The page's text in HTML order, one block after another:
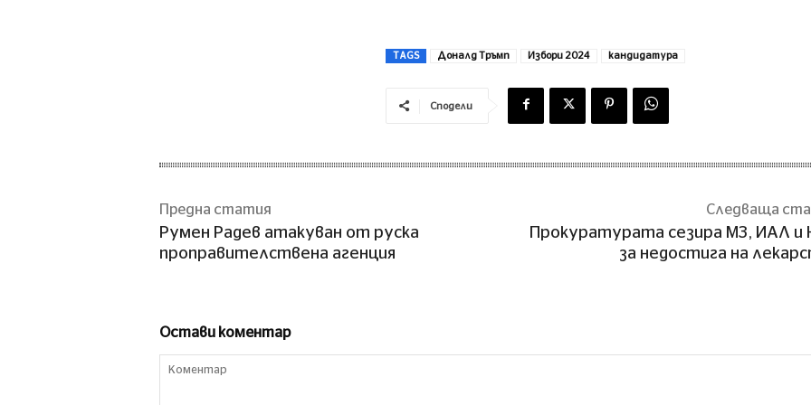
TAGS Доналд Тръмп Избори 2024 кандидатура
Сподели
Предна статия
Румен Радев атакуван от руска
проправителствена агенция
Следваща
Прокуратурата сезира MЗ, ИАЛ и
за недостига на
Остави коментар